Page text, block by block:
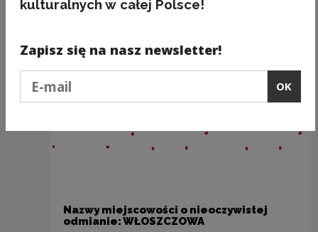
Nazwy miejscowości o nieoczywistej
odmianie: WŁOSZCZOWA
kulturalnych w całej Polsce!
Zapisz się na nasz newsletter!
OK